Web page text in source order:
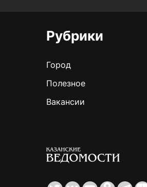
Рубрики
Город
Полезное
Вакансии